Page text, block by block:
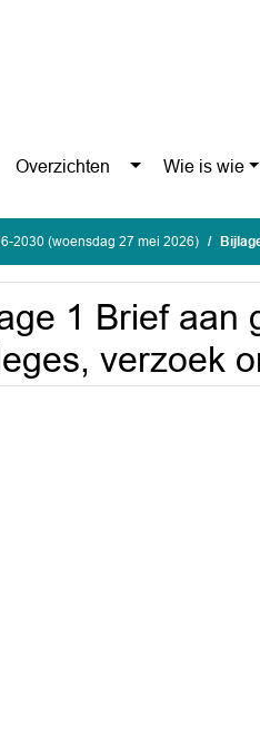
Overzichten Wie is wie
2030 (woensdag 27 mei 2026)
1 Brief aan
verzoek